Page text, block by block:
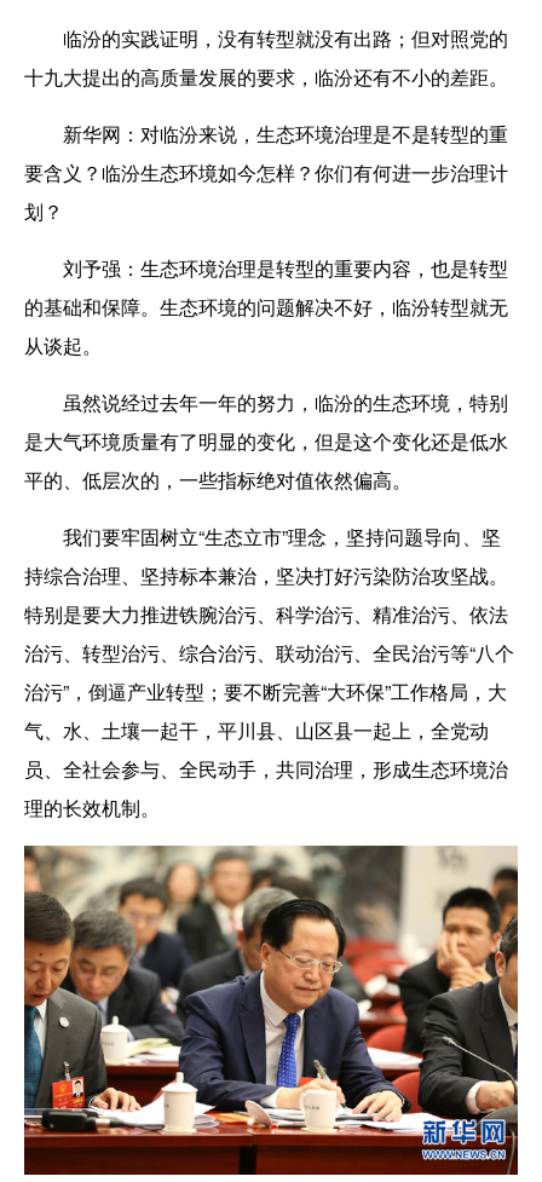
临汾的实践证明，没有转型就没有出路；但对照党的
十九大提出的高质量发展的要求，临汾还有不小的差距。
新华网： 对临汾来说，生态环境治理是不是转型的重
要含义？临汾生态环境如今怎样？你们有何进一步治理计
划？
刘予强： 生态环境治理是转型的重要内容，也是转型
的基础和保障。生态环境的问题解决不好，临汾转型就无
从谈起。
虽然说经过去年一年的努力，临汾的生态环境，特别
是大气环境质量有了明显的变化，但是这个变化还是低水
平的、低层次的，一些指标绝对值依然偏高。
我们要牢固树立“生态立市”理念，坚持问题导向、坚
持综合治理、坚持标本兼治，坚决打好污染防治攻坚战。
特别是要大力推进铁腕治污、科学治污、精准治污、依法
治污、转型治污、综合治污、联动治污、全民治污等“八个
治污”，倒逼产业转型；要不断完善“大环保”工作格局，大
气、水、土壤一起干，平川县、山区县一起上，全党动
员、全社会参与、全民动手，共同治理，形成生态环境治
理的长效机制。